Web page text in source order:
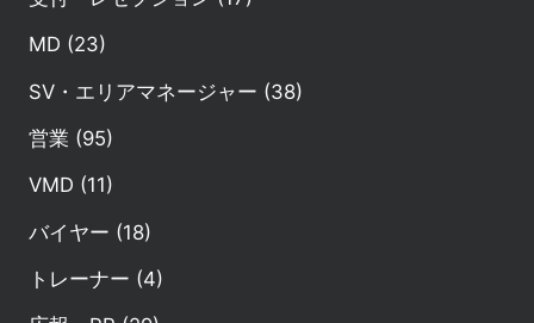
MD (23)
SV・エリアマネージャー (38)
営業 (95)
VMD (11)
バイヤー (18)
トレーナー (4)